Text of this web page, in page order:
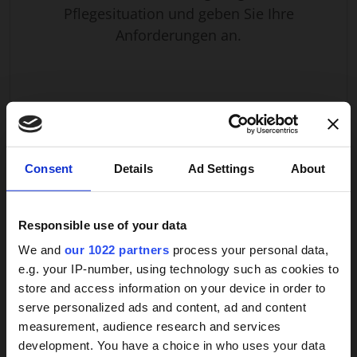
Consent Details Ad Settings About
Responsible use of your data
We and our 1022 partners process your personal data,
e.g. your IP-number, using technology such as cookies to
store and access information on your device in order to
serve personalized ads and content, ad and content
measurement, audience research and services
development. You have a choice in who uses your data
Diensten, die nur zu bestimmten Uhrzeiten
kommen, ist die Betreuungskraft rund um die Uhr
Ein weiterer wichtiger Aspekt ist die Vertrautheit der
Umgebung. Das eigene Zuhause ist nicht nur ein
Wohnort, sondern ein Ort voller Erinnerungen und
emotionaler Sicherheit. Gerade für ältere Menschen
Bedeutung, in der vertrauten Umgebung bleiben zu
Ängste und fördert die Selbstständigkeit.
Die Aufgaben einer 24-Stunden-Betreuungskraft
sind vielfältig und werden individuell an die
Bedürfnisse der Pflegebedürftigen angepasst. Sie
reichen von Hilfe bei der Körperpflege, beim An- und
Pflegesituation und geben Sie Ihre
Anforderungen an.
Weitere Services
24h-Betreuungskraft
gesucht?